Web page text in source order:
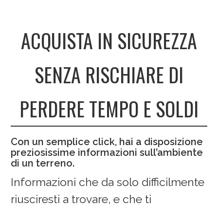
ACQUISTA IN SICUREZZA
SENZA RISCHIARE DI
PERDERE TEMPO E SOLDI
Con un semplice click, hai a disposizione
preziosissime informazioni sull’ambiente
di un terreno.
Informazioni che da solo difficilmente
riusciresti a trovare, e che ti